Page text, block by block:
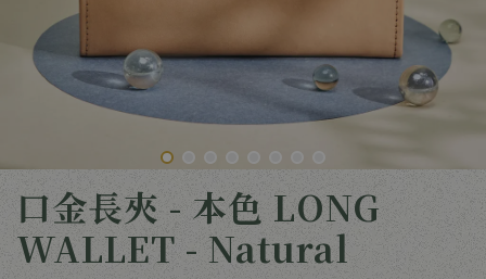
口金長夾 - 本色 LONG
WALLET - Natural